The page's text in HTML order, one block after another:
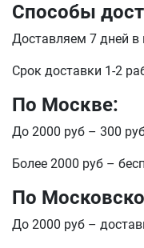
Способы
Доставляем 7 дней в
Срок доставки 1-2
По Москве:
До 2000 руб – 300
Более 2000 руб –
По
До 2000 руб –